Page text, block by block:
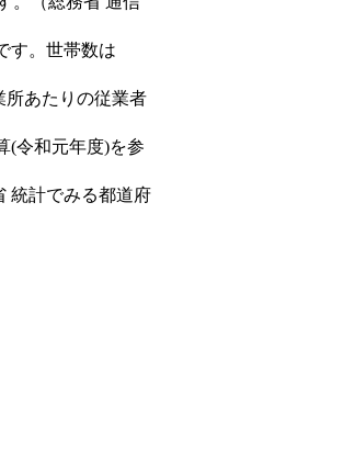
す。世帯数は
所あたりの従業者
(令和元年度)を参
統計でみる都道府